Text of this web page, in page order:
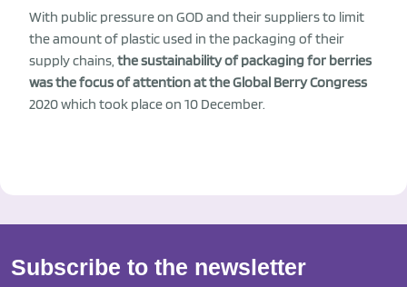
With public pressure on GOD and their suppliers to limit
the amount of plastic used in the packaging of their
supply chains, the sustainability of packaging for berries
was the focus of attention at the Global Berry Congress
2020 which took place on 10 December.
Subscribe to the newsletter